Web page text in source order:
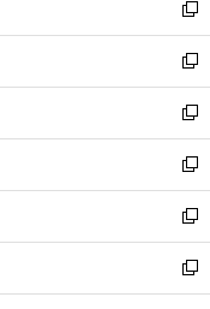
く
で
開
く
ド
ウ
で
開
く
い
ウ
ィ
ン
ド
ウ
で
開
く
新
し
い
ウ
ィ
ン
ド
ウ
で
開
く
新
し
い
ウ
ィ
ン
ド
ウ
で
開
新
し
い
ウ
ィ
ン
ド
ウ
新
し
い
ウ
ィ
ン
新
し
い
ウ
新
し